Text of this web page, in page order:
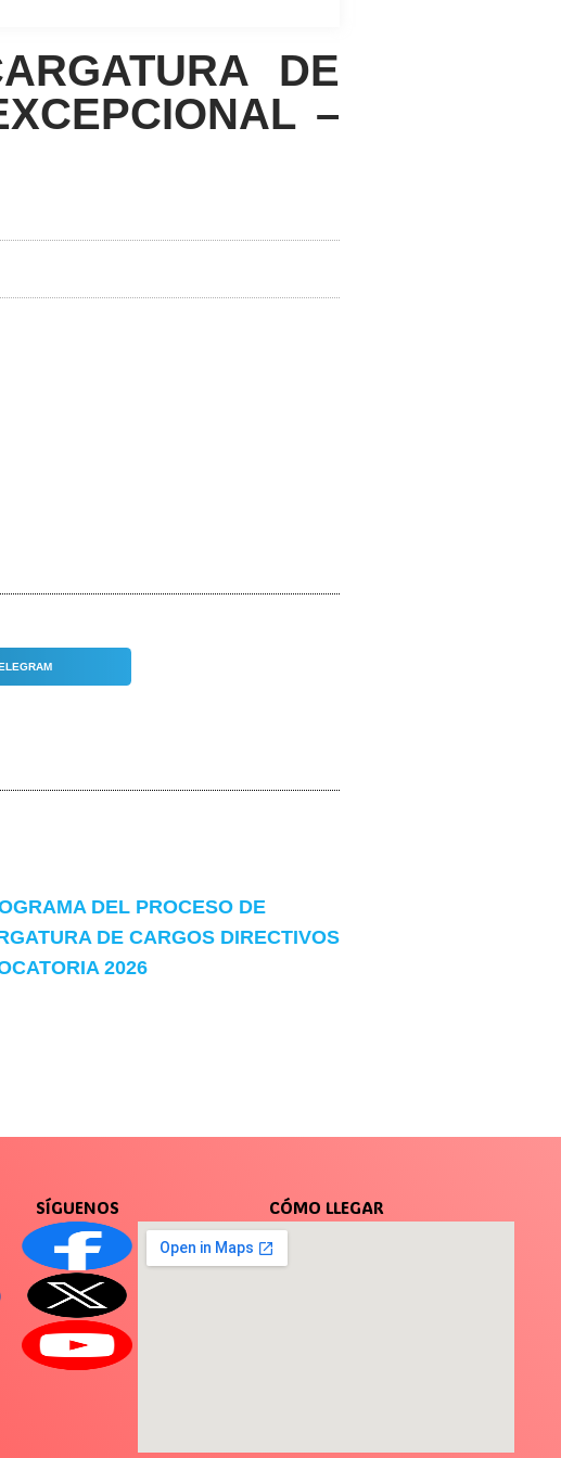
DE
–
DEL PROCESO DE
DE CARGOS DIRECTIVOS
2026
SÍGUENOS CÓMO LLEGAR